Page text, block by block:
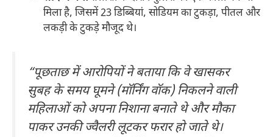
मिला है, जिसमें 23 डिब्बियां, सोडियम का टुकड़ा, पीतल और
लकड़ी के टुकड़े मौजूद थे।
“पूछताछ में आरोपियों ने बताया कि वे खासकर
सुबह के समय घूमने (मॉर्निंग वॉक) निकलने वाली
महिलाओं को अपना निशाना बनाते थे और मौका
पाकर उनकी ज्वैलरी लूटकर फरार हो जाते थे।